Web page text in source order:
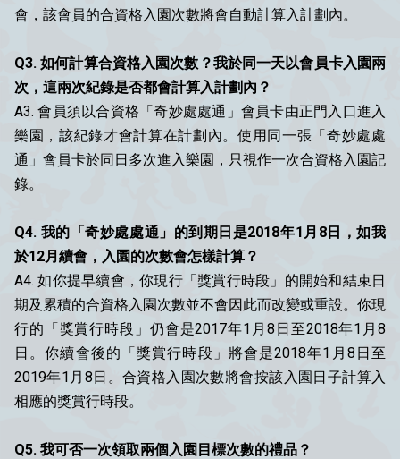
會，該會員的合資格入園次數將會自動計算入計劃內。
Q3. 如何計算合資格入園次數？我於同一天以會員卡入園兩
次，這兩次紀錄是否都會計算入計劃內？
A3. 會員須以合資格「奇妙處處通」會員卡由正門入口進入
樂園，該紀錄才會計算在計劃內。使用同一張「奇妙處處
通」會員卡於同日多次進入樂園，只視作一次合資格入園記
錄。
Q4. 我的「奇妙處處通」的到期日是2018年1月8日，如我
於12月續會，入園的次數會怎樣計算？
A4. 如你提早續會，你現行「獎賞行時段」的開始和結束日
期及累積的合資格入園次數並不會因此而改變或重設。你現
行的「獎賞行時段」仍會是2017年1月8日至2018年1月8
日。你續會後的「獎賞行時段」將會是2018年1月8日至
2019年1月8日。合資格入園次數將會按該入園日子計算入
相應的獎賞行時段。
Q5. 我可否一次領取兩個入園目標次數的禮品？